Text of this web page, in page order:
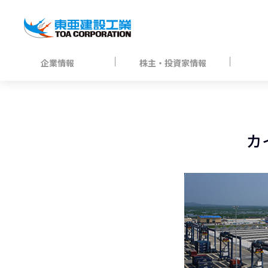
企業情報 株主・投資家情報
カ